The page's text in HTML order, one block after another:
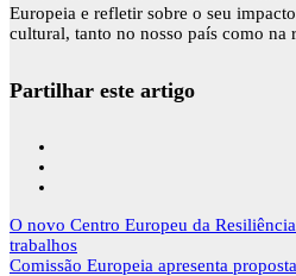
Europeia e refletir sobre o seu
cultural, tanto no nosso país como na
Partilhar este artigo
Navegação
de
artigos
O novo Centro Europeu da
trabalhos
Comissão Europeia apresenta